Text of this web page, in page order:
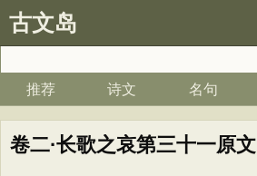
古文岛
推荐 诗文 名句
卷二·长歌之哀第三十一原文